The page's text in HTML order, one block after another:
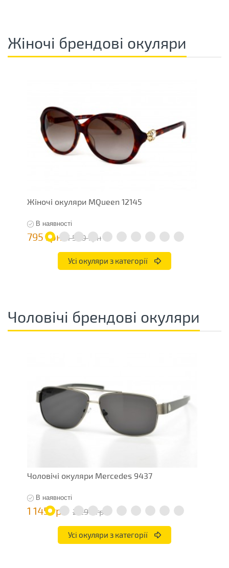
Жіночі брендові окуляри
Жіночі окуляри MQueen 12145
В наявності
795 грн 1 590 грн
Усі окуляри з категорії
Чоловічі брендові окуляри
Чоловічі окуляри Mercedes 9437
В наявності
1 145 грн 2 290 грн
Усі окуляри з категорії